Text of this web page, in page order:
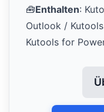
🧰Enthalten:
Outlook /
Kutools for